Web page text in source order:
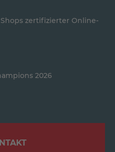
zertifizierter Online-
2026